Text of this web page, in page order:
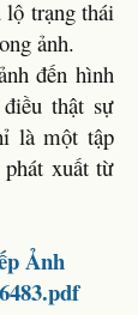
lộ trạng thái
ảnh.
đến hình
thật sự
là một tập
xuất từ
Ảnh